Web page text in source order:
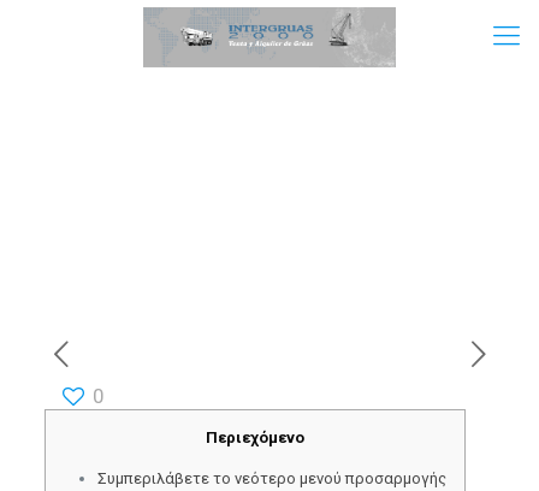
0
Περιεχόμενο
Συμπεριλάβετε το νεότερο μενού προσαρμογής